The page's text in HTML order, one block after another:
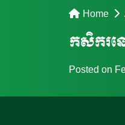
Home
កសិករន
Posted on